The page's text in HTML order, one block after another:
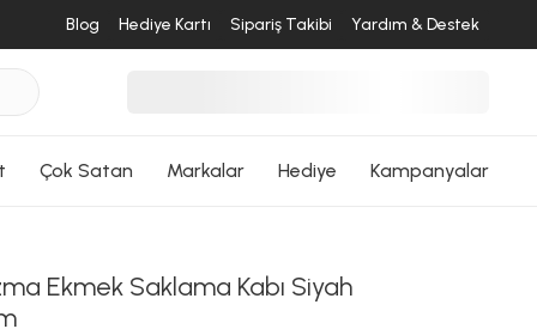
Blog Hediye Kartı Sipariş Takibi Yardım & Destek
Çok Satan Markalar Hediye Kampanyalar
Dön
Ekmek Saklama Kabı Siyah